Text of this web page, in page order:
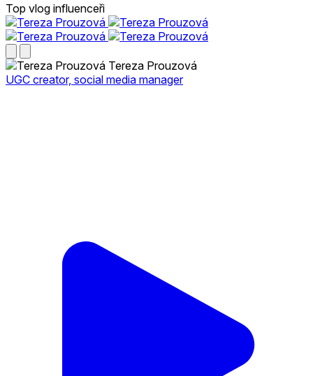
Top vlog influenceři
Tereza Prouzová
UGC creator, social media manager